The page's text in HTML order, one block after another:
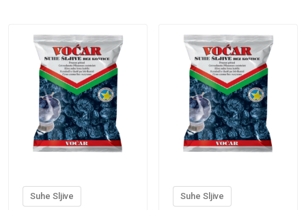
Suhe Sljive Suhe Sljive